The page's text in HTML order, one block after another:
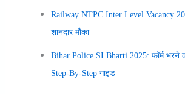
Railway NTPC Inter Level Vacancy
शानदार मौका
Bihar Police SI Bharti 2025: फॉर्म भरने
Step-By-Step गाइड